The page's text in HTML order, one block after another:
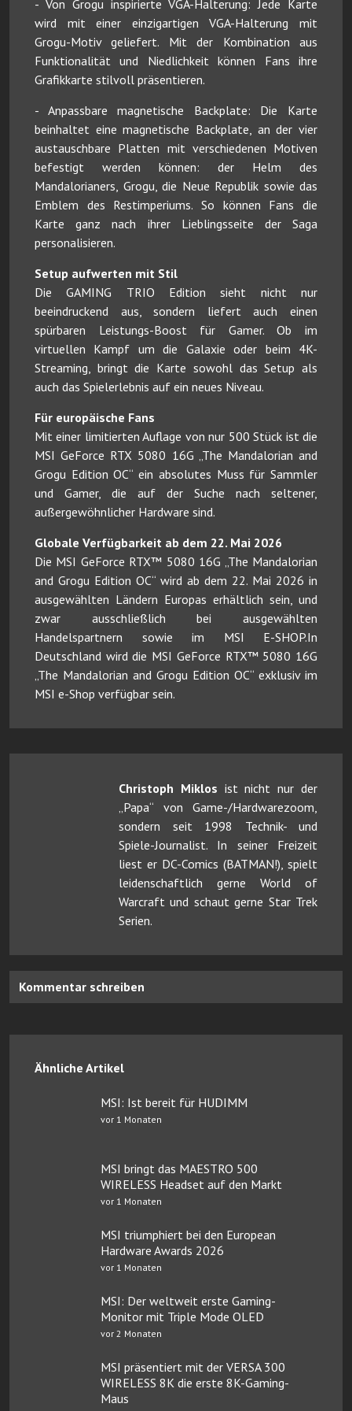
- Von Grogu inspirierte VGA-Halterung: Jede Karte
wird mit einer einzigartigen VGA-Halterung mit
Grogu-Motiv geliefert. Mit der Kombination aus
Funktionalität und Niedlichkeit können Fans ihre
Grafikkarte stilvoll präsentieren.
- Anpassbare magnetische Backplate: Die Karte
beinhaltet eine magnetische Backplate, an der vier
austauschbare Platten mit verschiedenen Motiven
befestigt werden können: der Helm des
Mandalorianers, Grogu, die Neue Republik sowie das
Emblem des Restimperiums. So können Fans die
Karte ganz nach ihrer Lieblingsseite der Saga
personalisieren.
Setup aufwerten mit Stil
Die GAMING TRIO Edition sieht nicht nur
beeindruckend aus, sondern liefert auch einen
spürbaren Leistungs-Boost für Gamer. Ob im
virtuellen Kampf um die Galaxie oder beim 4K-
Streaming, bringt die Karte sowohl das Setup als
auch das Spielerlebnis auf ein neues Niveau.
Für europäische Fans
Mit einer limitierten Auflage von nur 500 Stück ist die
MSI GeForce RTX 5080 16G „The Mandalorian and
Grogu Edition OC“ ein absolutes Muss für Sammler
und Gamer, die auf der Suche nach seltener,
außergewöhnlicher Hardware sind.
Globale Verfügbarkeit ab dem 22. Mai 2026
Die MSI GeForce RTX™ 5080 16G „The Mandalorian
and Grogu Edition OC“ wird ab dem 22. Mai 2026 in
ausgewählten Ländern Europas erhältlich sein, und
zwar ausschließlich bei ausgewählten
Handelspartnern sowie im MSI E-SHOP.In
Deutschland wird die MSI GeForce RTX™ 5080 16G
„The Mandalorian and Grogu Edition OC“ exklusiv im
MSI e-Shop verfügbar sein.
Christoph Miklos ist nicht nur der
„Papa“ von Game-/Hardwarezoom,
sondern seit 1998 Technik- und
Spiele-Journalist. In seiner Freizeit
liest er DC-Comics (BATMAN!), spielt
leidenschaftlich gerne World of
Warcraft und schaut gerne Star Trek
Serien.
Kommentar schreiben
Ähnliche Artikel
MSI: Ist bereit für HUDIMM
vor 1 Monaten
MSI bringt das MAESTRO 500
WIRELESS Headset auf den Markt
vor 1 Monaten
MSI triumphiert bei den European
Hardware Awards 2026
vor 1 Monaten
MSI: Der weltweit erste Gaming-
Monitor mit Triple Mode OLED
vor 2 Monaten
MSI präsentiert mit der VERSA 300
WIRELESS 8K die erste 8K-Gaming-
Maus